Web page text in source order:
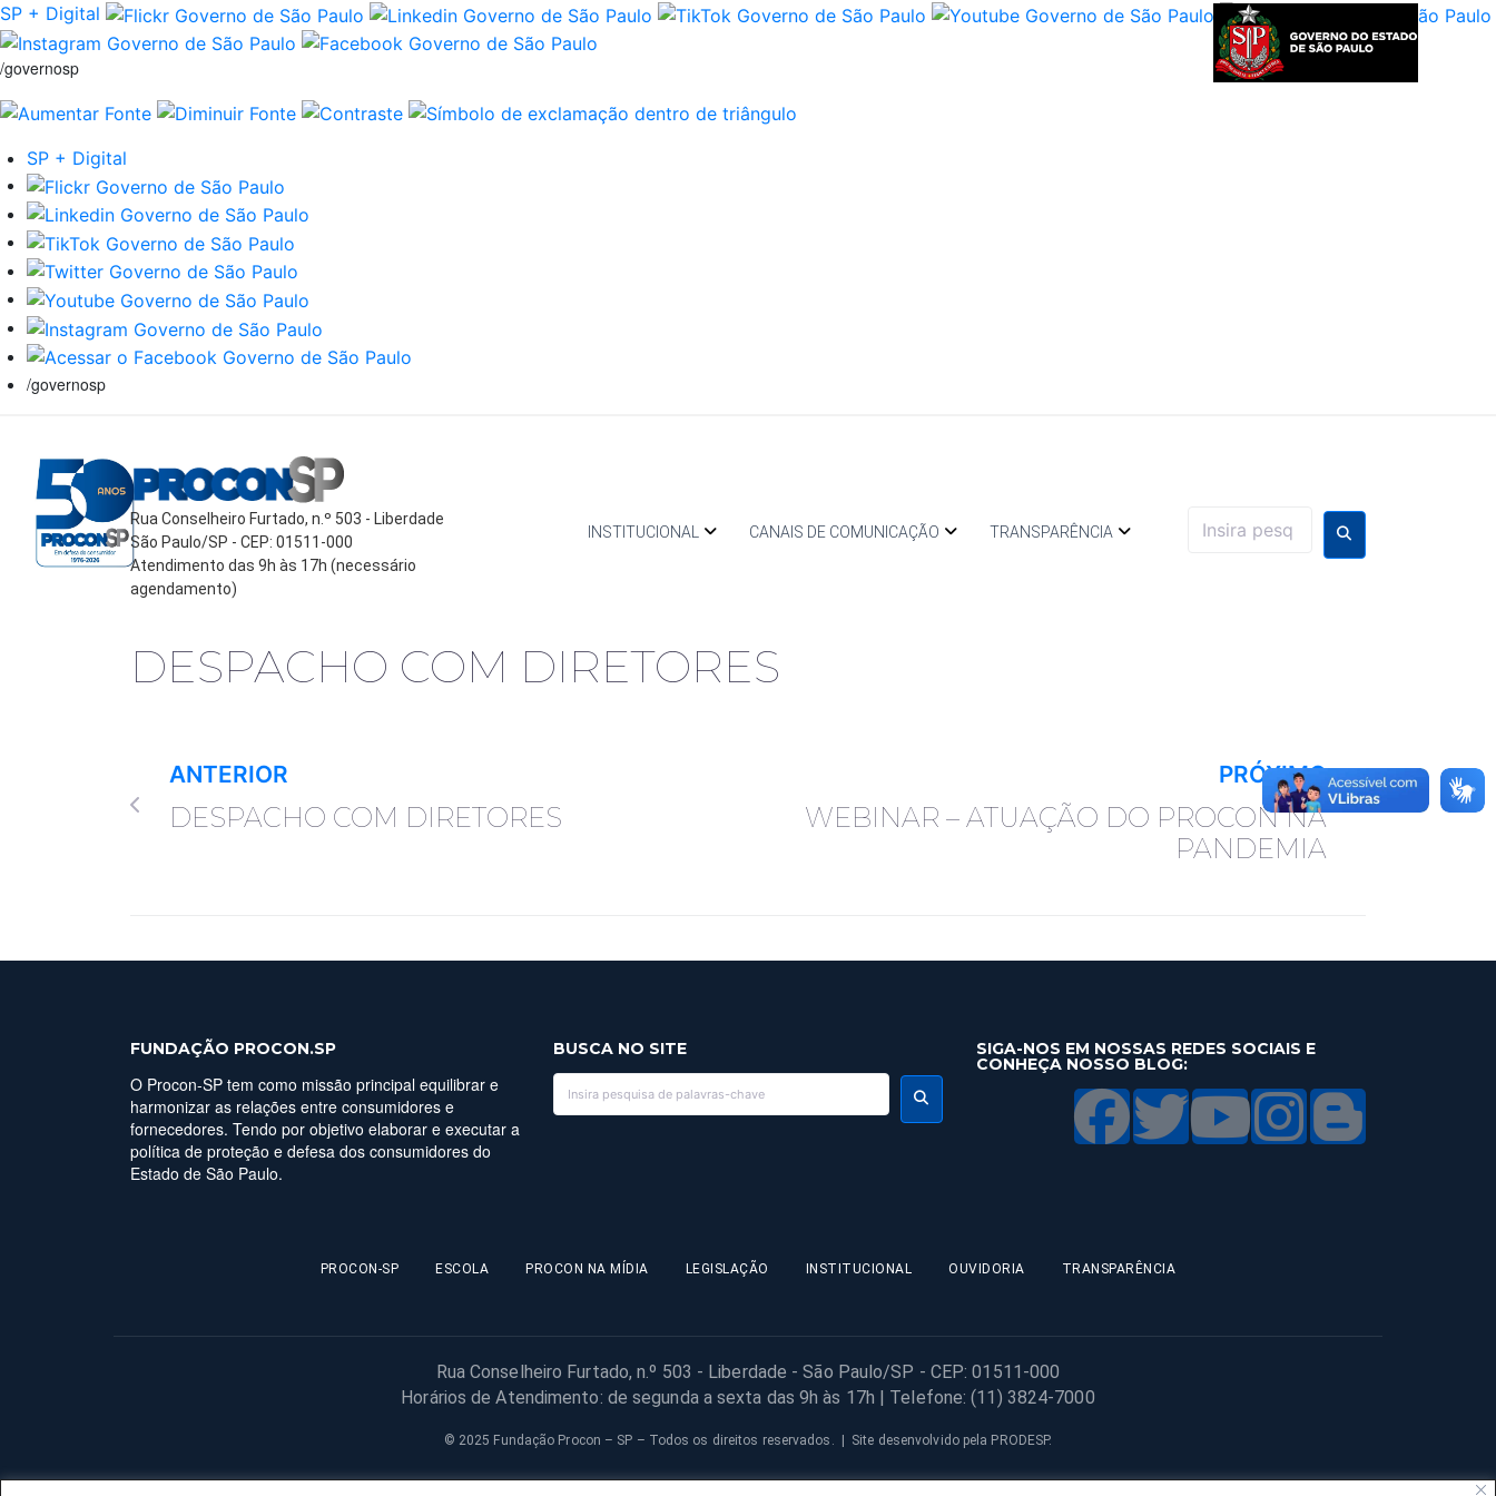
SP + Digital
/governosp
SP + Digital
/governosp
Rua Conselheiro Furtado, n.º 503 - Liberdade
São Paulo/SP - CEP: 01511-000
Atendimento das 9h às 17h (necessário
agendamento)
INSTITUCIONAL CANAIS DE COMUNICAÇÃO TRANSPARÊNCIA
DESPACHO COM DIRETORES
ANTERIOR
DESPACHO COM DIRETORES
PRÓXIMO
WEBINAR – ATUAÇÃO DO PROCON NA
PANDEMIA
FUNDAÇÃO PROCON.SP
O Procon-SP tem como missão principal equilibrar e
harmonizar as relações entre consumidores e
fornecedores. Tendo por objetivo elaborar e executar a
política de proteção e defesa dos consumidores do
Estado de São Paulo.
BUSCA NO SITE SIGA-NOS EM NOSSAS REDES SOCIAIS E
CONHEÇA NOSSO BLOG:
PROCON-SP ESCOLA PROCON NA MÍDIA LEGISLAÇÃO INSTITUCIONAL OUVIDORIA TRANSPARÊNCIA
Rua Conselheiro Furtado, n.º 503 - Liberdade - São Paulo/SP - CEP: 01511-000
Horários de Atendimento: de segunda a sexta das 9h às 17h | Telefone: (11) 3824-7000
© 2025 Fundação Procon – SP – Todos os direitos reservados. | Site desenvolvido pela PRODESP.